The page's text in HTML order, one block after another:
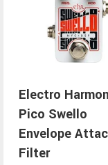
Electro
Pico Swello
Envelope
Filter